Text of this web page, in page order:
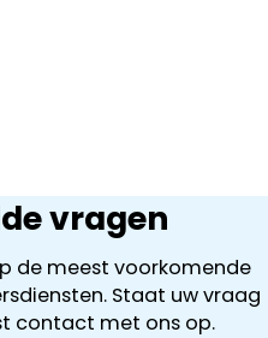
vragen
de meest voorkomende
Staat uw vraag
contact met ons op.